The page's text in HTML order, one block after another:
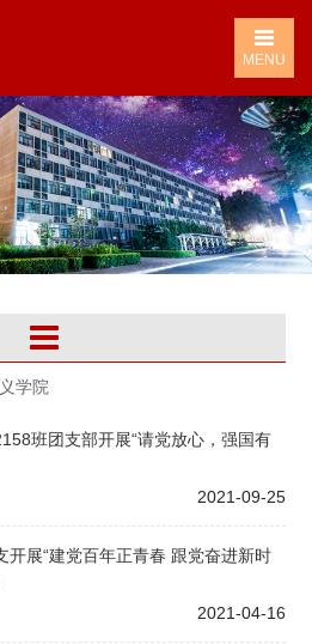
MENU
学院
班团支部开展“请党放心，强国有
2021-09-25
开展“建党百年正青春 跟党奋进新时
2021-04-16